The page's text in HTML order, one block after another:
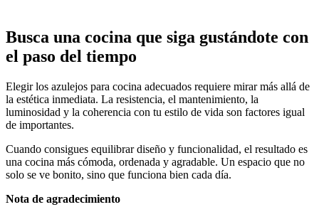
Busca una cocina que siga gustándote con
el paso del tiempo
Elegir los azulejos para cocina adecuados requiere mirar más allá de
la estética inmediata. La resistencia, el mantenimiento, la
luminosidad y la coherencia con tu estilo de vida son factores igual
de importantes.
Cuando consigues equilibrar diseño y funcionalidad, el resultado es
una cocina más cómoda, ordenada y agradable. Un espacio que no
solo se ve bonito, sino que funciona bien cada día.
Nota de agradecimiento